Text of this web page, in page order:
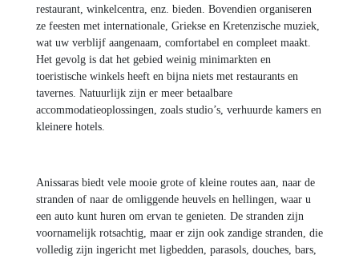
restaurant, winkelcentra, enz. bieden. Bovendien organiseren
ze feesten met internationale, Griekse en Kretenzische muziek,
wat uw verblijf aangenaam, comfortabel en compleet maakt.
Het gevolg is dat het gebied weinig minimarkten en
toeristische winkels heeft en bijna niets met restaurants en
tavernes. Natuurlijk zijn er meer betaalbare
accommodatieoplossingen, zoals studio’s, verhuurde kamers en
kleinere hotels.
Anissaras biedt vele mooie grote of kleine routes aan, naar de
stranden of naar de omliggende heuvels en hellingen, waar u
een auto kunt huren om ervan te genieten. De stranden zijn
voornamelijk rotsachtig, maar er zijn ook zandige stranden, die
volledig zijn ingericht met ligbedden, parasols, douches, bars,